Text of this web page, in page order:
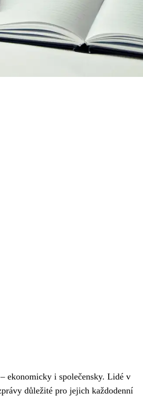
ekonomicky i společensky. Lidé v
důležité pro jejich každodenní